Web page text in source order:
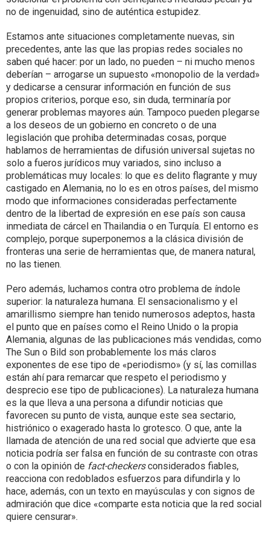
no de ingenuidad, sino de auténtica estupidez.
Estamos ante situaciones completamente nuevas, sin
precedentes, ante las que las propias redes sociales no
saben qué hacer: por un lado, no pueden – ni mucho menos
deberían – arrogarse un supuesto «monopolio de la verdad»
y dedicarse a censurar información en función de sus
propios criterios, porque eso, sin duda, terminaría por
generar problemas mayores aún. Tampoco pueden plegarse
a los deseos de un gobierno en concreto o de una
legislación que prohiba determinadas cosas, porque
hablamos de herramientas de difusión universal sujetas no
solo a fueros jurídicos muy variados, sino incluso a
problemáticas muy locales: lo que es delito flagrante y muy
castigado en Alemania, no lo es en otros países, del mismo
modo que informaciones consideradas perfectamente
dentro de la libertad de expresión en ese país son causa
inmediata de cárcel en Thailandia o en Turquía. El entorno es
complejo, porque superponemos a la clásica división de
fronteras una serie de herramientas que, de manera natural,
no las tienen.
Pero además, luchamos contra otro problema de índole
superior: la naturaleza humana. El sensacionalismo y el
amarillismo siempre han tenido numerosos adeptos, hasta
el punto que en países como el Reino Unido o la propia
Alemania, algunas de las publicaciones más vendidas, como
The Sun o Bild son probablemente los más claros
exponentes de ese tipo de «periodismo» (y sí, las comillas
están ahí para remarcar que respeto el periodismo y
desprecio ese tipo de publicaciones). La naturaleza humana
es la que lleva a una persona a difundir noticias que
favorecen su punto de vista, aunque este sea sectario,
histriónico o exagerado hasta lo grotesco. O que, ante la
llamada de atención de una red social que advierte que esa
noticia podría ser falsa en función de su contraste con otras
o con la opinión de fact-checkersconsiderados fiables,
reacciona con redoblados esfuerzos para difundirla y lo
hace, además, con un texto en mayúsculas y con signos de
admiración que dice «comparte esta noticia que la red social
quiere censurar».